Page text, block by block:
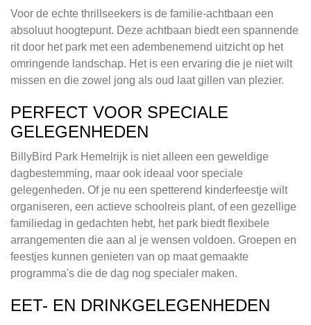
Voor de echte thrillseekers is de familie-achtbaan een
absoluut hoogtepunt. Deze achtbaan biedt een spannende
rit door het park met een adembenemend uitzicht op het
omringende landschap. Het is een ervaring die je niet wilt
missen en die zowel jong als oud laat gillen van plezier.
PERFECT VOOR SPECIALE
GELEGENHEDEN
BillyBird Park Hemelrijk is niet alleen een geweldige
dagbestemming, maar ook ideaal voor speciale
gelegenheden. Of je nu een spetterend kinderfeestje wilt
organiseren, een actieve schoolreis plant, of een gezellige
familiedag in gedachten hebt, het park biedt flexibele
arrangementen die aan al je wensen voldoen. Groepen en
feestjes kunnen genieten van op maat gemaakte
programma's die de dag nog specialer maken.
EET- EN DRINKGELEGENHEDEN